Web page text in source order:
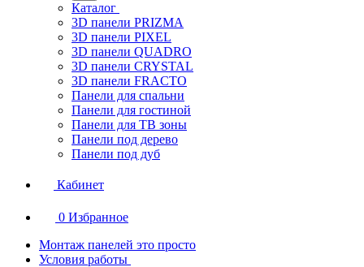
Каталог
3D панели PRIZMA
3D панели PIXEL
3D панели QUADRO
3D панели CRYSTAL
3D панели FRACTO
Панели для спальни
Панели для гостиной
Панели для ТВ зоны
Панели под дерево
Панели под дуб
Кабинет
0 Избранное
Монтаж панелей это просто
Условия работы